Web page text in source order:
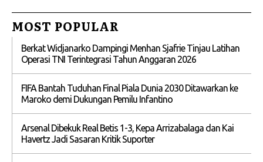
MOST POPULAR
Berkat Widjanarko Dampingi Menhan Sjafrie Tinjau Latihan
Operasi TNI Terintegrasi Tahun Anggaran 2026
FIFA Bantah Tuduhan Final Piala Dunia 2030 Ditawarkan ke
Maroko demi Dukungan Pemilu Infantino
Arsenal Dibekuk Real Betis 1-3, Kepa Arrizabalaga dan Kai
Havertz Jadi Sasaran Kritik Suporter